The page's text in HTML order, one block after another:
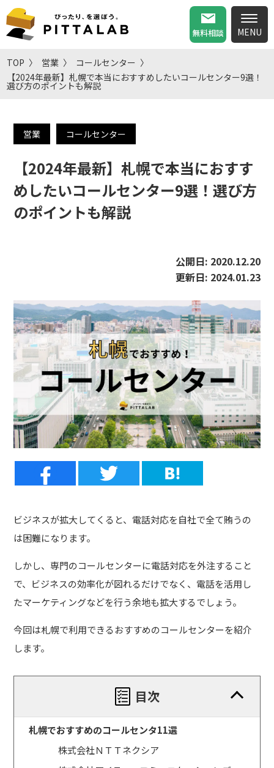
無料相談
TOP 営業
コールセンター
【2024年最新】札幌で本当におすすめしたいコールセンター9選！
選び方のポイントも解説
営業 コールセンター
【2024年最新】札幌で本当におすす
めしたいコールセンター9選！選び方
のポイントも解説
公開日: 2020.12.20
更新日: 2024.01.23
ビジネスが拡大してくると、電話対応を自社で全て賄うの
は困難になります。
しかし、専門のコールセンターに電話対応を外注すること
で、ビジネスの効率化が図れるだけでなく、電話を活用し
たマーケティングなどを行う余地も拡大するでしょう。
今回は札幌で利用できるおすすめのコールセンターを紹介
します。
目次
札幌でおすすめのコールセンタ11選
株式会社ＮＴＴネクシア